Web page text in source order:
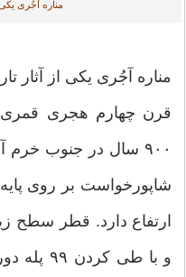
مناره آجُری یکی
مناره آجُری یکی از آثار
قرن چهارم هجری قمری
۹۰۰ سال در جنوب
و با طی